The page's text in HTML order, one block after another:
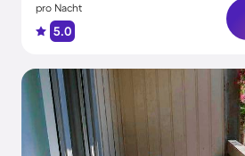
pro Nacht
5.0